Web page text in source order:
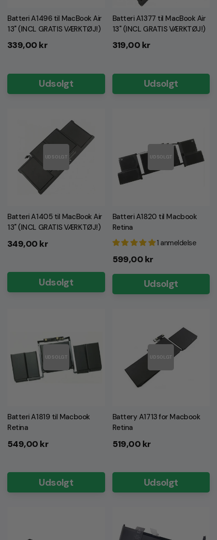
Batteri A1496 til MacBook Air
13" (INCL GRATIS VÆRKTØJ!)
Normalpris
339,00 kr
Udsolgt
Batteri A1377 til MacBook Air
13" (INCL GRATIS VÆRKTØJ!)
Normalpris
319,00 kr
Udsolgt
UDSOLGT
Batteri A1405 til MacBook Air
13" (INCL GRATIS VÆRKTØJ!)
Normalpris
349,00 kr
Udsolgt
UDSOLGT
Batteri A1820 til Macbook
Retina
1 anmeldelse
Normalpris
599,00 kr
Udsolgt
UDSOLGT
Batteri A1819 til Macbook
Retina
Normalpris
549,00 kr
Udsolgt
UDSOLGT
Battery A1713 for Macbook
Retina
Normalpris
519,00 kr
Udsolgt